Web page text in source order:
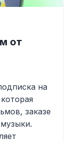
от
на
заказе